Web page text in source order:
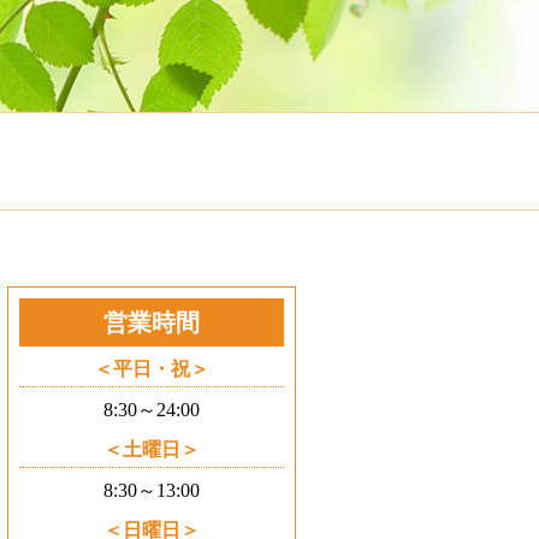
営業時間
平日・祝
8:30～24:00
土曜日
8:30～13:00
日曜日